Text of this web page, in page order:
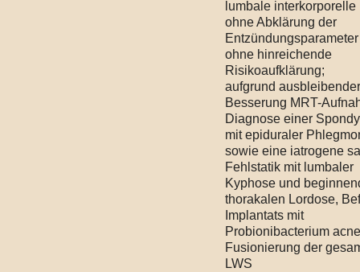
lumbale interkorporelle
ohne Abklärung der
ohne hinreichende
Risikoaufklärung;
aufgrund ausbleibender
Besserung MRT-
Diagnose einer
mit epiduraler
sowie eine iatrogene
Fehlstatik mit lumbaler
Kyphose und
thorakalen Lordose,
Implantats mit
Probionibacterium
Fusionierung der
LWS